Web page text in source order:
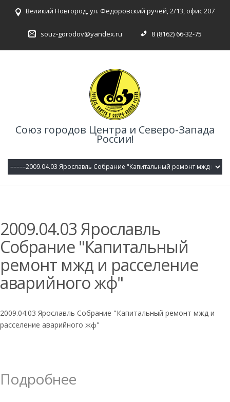
Великий Новгород, ул. Федоровский ручей, 2/13, офис 207
souz-gorodov@yandex.ru 8 (8162) 66-32-75
Союз городов Центра и Северо-Запада
России!
2009.04.03 Ярославль
Собрание "Капитальный
ремонт мжд и расселение
аварийного жф"
2009.04.03 Ярославль Собрание "Капитальный ремонт мжд и
расселение аварийного жф"
Подробнее